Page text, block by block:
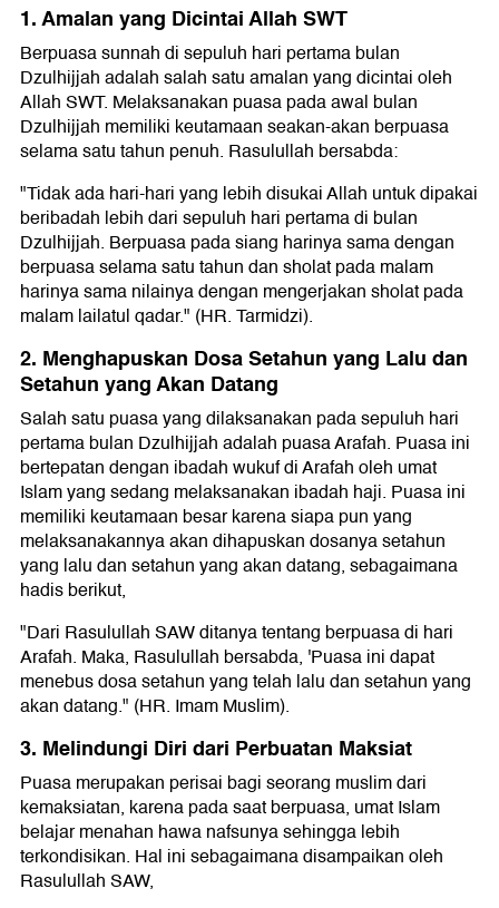
1. Amalan yang Dicintai Allah SWT
Berpuasa sunnah di sepuluh hari pertama bulan
Dzulhijjah adalah salah satu amalan yang dicintai oleh
Allah SWT. Melaksanakan puasa pada awal bulan
Dzulhijjah memiliki keutamaan seakan-akan berpuasa
selama satu tahun penuh. Rasulullah bersabda:
"Tidak ada hari-hari yang lebih disukai Allah untuk dipakai
beribadah lebih dari sepuluh hari pertama di bulan
Dzulhijjah. Berpuasa pada siang harinya sama dengan
berpuasa selama satu tahun dan sholat pada malam
harinya sama nilainya dengan mengerjakan sholat pada
malam lailatul qadar." (HR. Tarmidzi).
2. Menghapuskan Dosa Setahun yang Lalu dan
Setahun yang Akan Datang
Salah satu puasa yang dilaksanakan pada sepuluh hari
pertama bulan Dzulhijjah adalah puasa Arafah. Puasa ini
bertepatan dengan ibadah wukuf di Arafah oleh umat
Islam yang sedang melaksanakan ibadah haji. Puasa ini
memiliki keutamaan besar karena siapa pun yang
melaksanakannya akan dihapuskan dosanya setahun
yang lalu dan setahun yang akan datang, sebagaimana
hadis berikut,
"Dari Rasulullah SAW ditanya tentang berpuasa di hari
Arafah. Maka, Rasulullah bersabda, 'Puasa ini dapat
menebus dosa setahun yang telah lalu dan setahun yang
akan datang." (HR. Imam Muslim).
3. Melindungi Diri dari Perbuatan Maksiat
Puasa merupakan perisai bagi seorang muslim dari
kemaksiatan, karena pada saat berpuasa, umat Islam
belajar menahan hawa nafsunya sehingga lebih
terkondisikan. Hal ini sebagaimana disampaikan oleh
Rasulullah SAW,